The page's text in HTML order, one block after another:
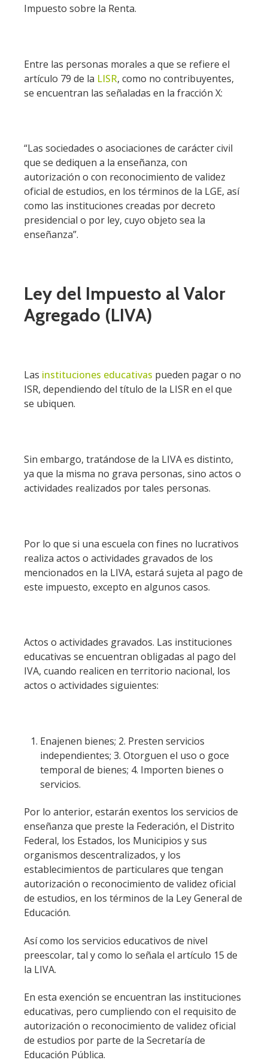
Impuesto sobre la Renta.
Entre las personas morales a que se refiere el
artículo 79 de la LISR, como no contribuyentes,
se encuentran las señaladas en la fracción X:
“Las sociedades o asociaciones de carácter civil
que se dediquen a la enseñanza, con
autorización o con reconocimiento de validez
oficial de estudios, en los términos de la LGE, así
como las instituciones creadas por decreto
presidencial o por ley, cuyo objeto sea la
enseñanza”.
Ley del Impuesto al Valor
Agregado (LIVA)
Las instituciones educativas pueden pagar o no
ISR, dependiendo del título de la LISR en el que
se ubiquen.
Sin embargo, tratándose de la LIVA es distinto,
ya que la misma no grava personas, sino actos o
actividades realizados por tales personas.
Por lo que si una escuela con fines no lucrativos
realiza actos o actividades gravados de los
mencionados en la LIVA, estará sujeta al pago de
este impuesto, excepto en algunos casos.
Actos o actividades gravados. Las instituciones
educativas se encuentran obligadas al pago del
IVA, cuando realicen en territorio nacional, los
actos o actividades siguientes:
Enajenen bienes; 2. Presten servicios
independientes; 3. Otorguen el uso o goce
temporal de bienes; 4. Importen bienes o
servicios.
Por lo anterior, estarán exentos los servicios de
enseñanza que preste la Federación, el Distrito
Federal, los Estados, los Municipios y sus
organismos descentralizados, y los
establecimientos de particulares que tengan
autorización o reconocimiento de validez oficial
de estudios, en los términos de la Ley General de
Educación.
Así como los servicios educativos de nivel
preescolar, tal y como lo señala el artículo 15 de
la LIVA.
En esta exención se encuentran las instituciones
educativas, pero cumpliendo con el requisito de
autorización o reconocimiento de validez oficial
de estudios por parte de la Secretaría de
Educación Pública.